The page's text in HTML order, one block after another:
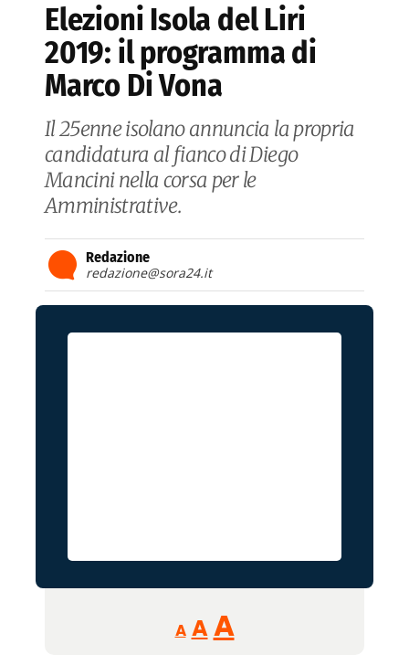
Elezioni Isola del Liri
2019: il programma di
Marco Di Vona
Il 25enne isolano annuncia la propria
candidatura al fianco di Diego
Mancini nella corsa per le
Amministrative.
Redazione
redazione@sora24.it
A
Reducir
tamaño
A Restablecer
AAumentar